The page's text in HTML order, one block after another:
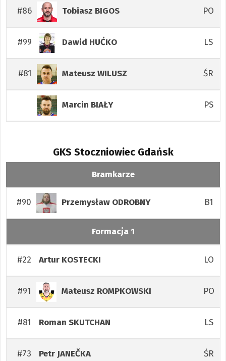
#86 Tobiasz BIGOS PO
#99 Dawid HUĆKO LS
#81 Mateusz WILUSZ ŚR
Marcin BIAŁY PS
GKS Stoczniowiec Gdańsk
Bramkarze
#90 Przemysław ODROBNY B1
Formacja 1
#22 Artur KOSTECKI LO
#91 Mateusz ROMPKOWSKI PO
#81 Roman SKUTCHAN LS
#73 PetrJANEČKA ŚR